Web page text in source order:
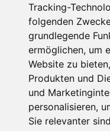
Tracking-
folgenden
grundlegende
ermöglichen, um
Website zu bieten,
Produkten und
und
personalisieren,
Sie relevanter sind
Diese Seite ist
gelten die Google